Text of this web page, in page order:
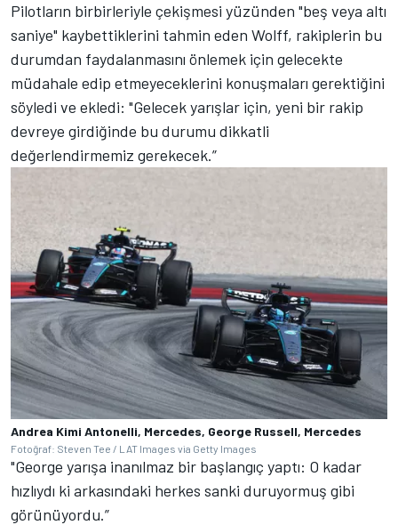
Pilotların birbirleriyle çekişmesi yüzünden "beş veya altı
saniye" kaybettiklerini tahmin eden Wolff, rakiplerin bu
durumdan faydalanmasını önlemek için gelecekte
müdahale edip etmeyeceklerini konuşmaları gerektiğini
söyledi ve ekledi: "Gelecek yarışlar için, yeni bir rakip
devreye girdiğinde bu durumu dikkatli
değerlendirmemiz gerekecek.”
Andrea Kimi Antonelli, Mercedes, George Russell, Mercedes
Fotoğraf: Steven Tee / LAT Images via Getty Images
"George yarışa inanılmaz bir başlangıç yaptı: O kadar
hızlıydı ki arkasındaki herkes sanki duruyormuş gibi
görünüyordu.”